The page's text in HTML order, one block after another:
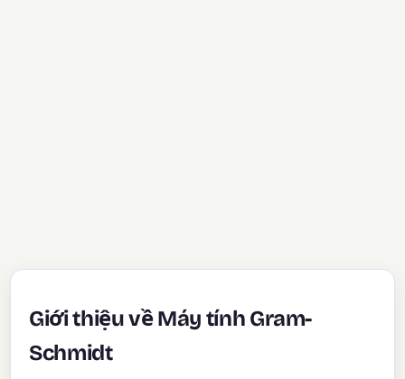
Giới thiệu về Máy tính Gram-
Schmidt